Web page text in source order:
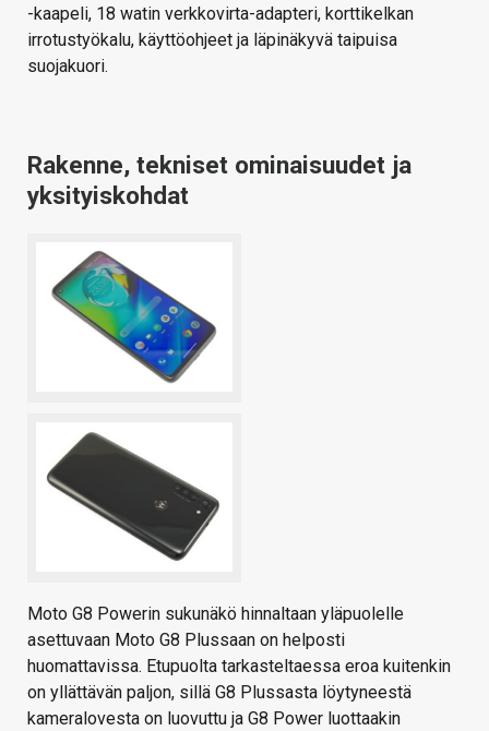
-kaapeli, 18 watin verkkovirta-adapteri, korttikelkan
irrotustyökalu, käyttöohjeet ja läpinäkyvä taipuisa
suojakuori.
Rakenne, tekniset ominaisuudet ja
yksityiskohdat
Moto G8 Powerin sukunäkö hinnaltaan yläpuolelle
asettuvaan Moto G8 Plussaan on helposti
huomattavissa. Etupuolta tarkasteltaessa eroa kuitenkin
on yllättävän paljon, sillä G8 Plussasta löytyneestä
kameralovesta on luovuttu ja G8 Power luottaakin